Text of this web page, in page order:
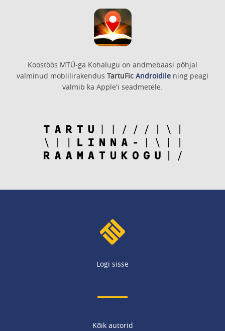
Koostöös MTÜ-ga Kohalugu on andmebaasi põhjal
valminud mobiilirakendus TartuFic Androidile ning peagi
valmib ka Apple'i seadmetele.
Logi sisse
Kõik autorid